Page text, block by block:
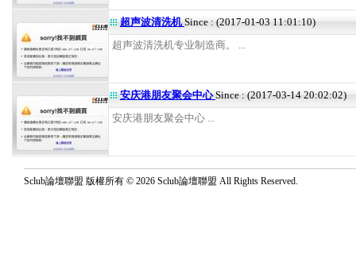
超声波清洗机Since : (2017-01-03 11:01:10)
超声波清洗机专业制造商。 ...
安庆港朋友聚会中心Since : (2017-03-14 20:02:02)
安庆港朋友聚会中心 ...
Sclub論壇聯盟 版權所有 © 2026 Sclub論壇聯盟 All Rights Reserved.